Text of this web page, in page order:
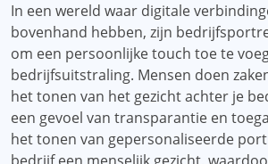
In een wereld waar digitale
bovenhand hebben, zijn
om een ​​persoonlijke touch toe te
bedrijfsuitstraling. Mensen doen
het tonen van het gezicht achter je
een gevoel van transparantie en
het tonen van gepersonaliseerde